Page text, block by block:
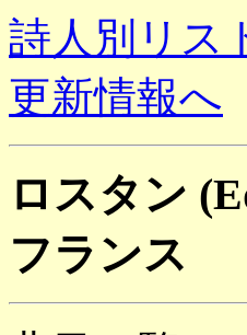
詩人別リ
更新情報へ
ロスタン
フランス